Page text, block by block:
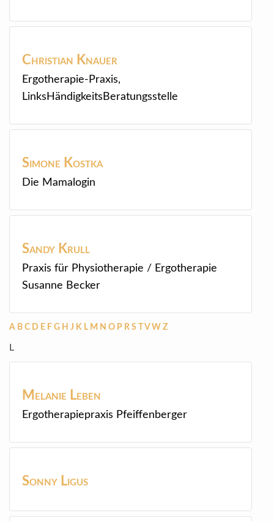
Christian Knauer
Ergotherapie-Praxis,
LinksHändigkeitsBeratungsstelle
Simone Kostka
Die Mamalogin
Sandy Krull
Praxis für Physiotherapie / Ergotherapie
Susanne Becker
A B C D E F G H J K L M N O P R S V W Z
L
Melanie Leben
Ergotherapiepraxis Pfeiffenberger
Sonny Ligus